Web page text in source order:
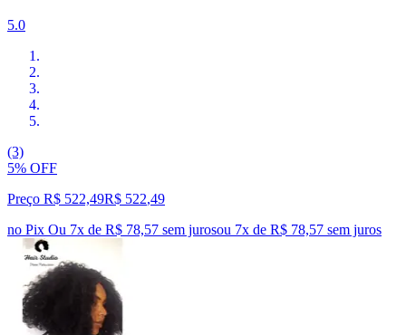
5.0
(3)
5% OFF
Preço R$ 522,49R$ 522,49
no Pix Ou 7x de R$ 78,57 sem jurosou 7x de R$ 78,57 sem juros